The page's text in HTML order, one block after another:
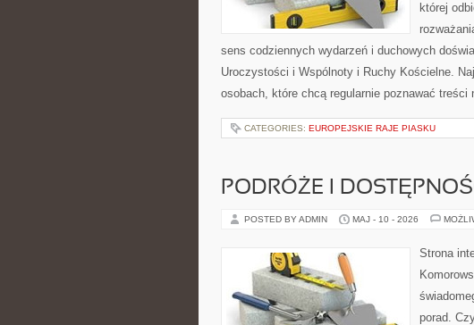
której
sens codziennych wydarzeń i duchowych
Uroczystości i Wspólnoty i Ruchy Kościelne.
osobach, które chcą regularnie poznawać
CATEGORIES: EUROPEJSKIE RAJE PIASKU
PODRÓŻE I
POSTED BY ADMIN MAJ - 10 - 2026
Strona
porad.